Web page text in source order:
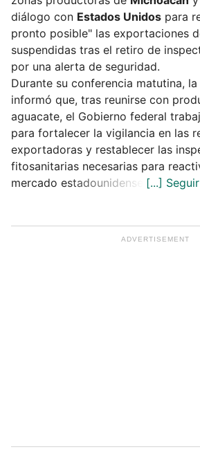
diálogo con Estados Unidos para
pronto posible" las exportaciones
suspendidas tras el retiro de
por una alerta de seguridad.
Durante su conferencia matutina,
informó que, tras reunirse con
aguacate, el Gobierno federal
para fortalecer la vigilancia en las
exportadoras y restablecer las
fitosanitarias necesarias para
mercado estadounidense.